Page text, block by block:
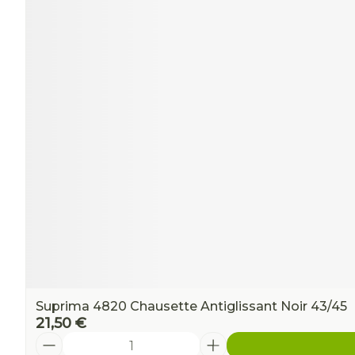
Suprima 4820 Chausette Antiglissant Noir 43/45
21,50 €